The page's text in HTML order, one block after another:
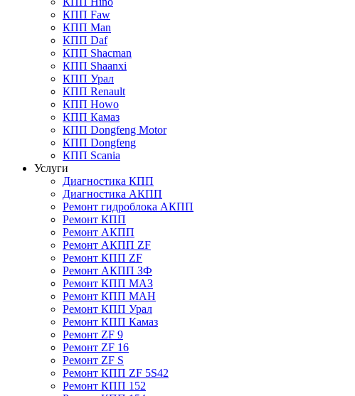
КПП Faw
КПП Man
КПП Daf
КПП Shacman
КПП Shaanxi
КПП Урал
КПП Renault
КПП Howo
КПП Камаз
КПП Dongfeng Motor
КПП Dongfeng
КПП Scania
Услуги
Диагностика КПП
Диагностика АКПП
Ремонт гидроблока АКПП
Ремонт КПП
Ремонт АКПП
Ремонт АКПП ZF
Ремонт КПП ZF
Ремонт АКПП ЗФ
Ремонт КПП МАЗ
Ремонт КПП МАН
Ремонт КПП Урал
Ремонт КПП Камаз
Ремонт ZF 9
Ремонт ZF 16
Ремонт ZF S
Ремонт КПП ZF 5S42
Ремонт КПП 152